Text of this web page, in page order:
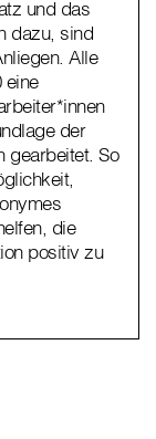
und das
dazu, sind
Alle
eine
der
gearbeitet. So
die
positiv zu